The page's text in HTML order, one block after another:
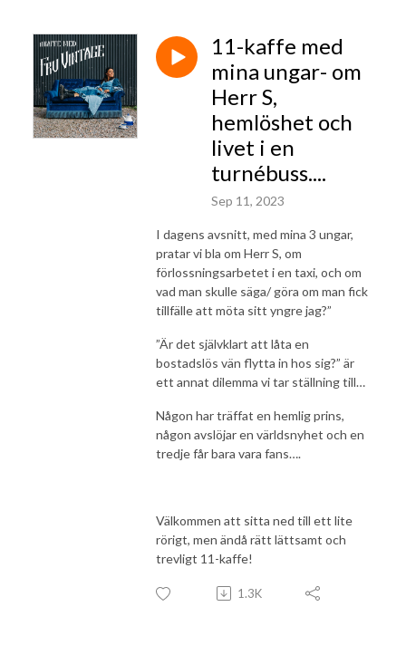
11-kaffe med
mina ungar- om
Herr S,
hemlöshet och
livet i en
turnébuss....
Sep 11, 2023
I dagens avsnitt, med mina 3 ungar,
pratar vi bla om Herr S, om
förlossningsarbetet i en taxi, och om
vad man skulle säga/ göra om man fick
tillfälle att möta sitt yngre jag?”
”Är det självklart att låta en
bostadslös vän flytta in hos sig?” är
ett annat dilemma vi tar ställning till…
Någon har träffat en hemlig prins,
någon avslöjar en världsnyhet och en
tredje får bara vara fans….
Välkommen att sitta ned till ett lite
rörigt, men ändå rätt lättsamt och
trevligt 11-kaffe!
1.3K